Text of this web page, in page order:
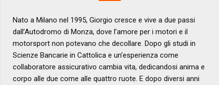
Nato a Milano nel 1995, Giorgio cresce e vive a due passi
dall’Autodromo di Monza, dove l’amore per i motori e il
motorsport non potevano che decollare. Dopo gli studi in
Scienze Bancarie in Cattolica e un'esperienza come
collaboratore assicurativo cambia vita, dedicandosi anima e
corpo alle due come alle quattro ruote. E dopo diversi anni